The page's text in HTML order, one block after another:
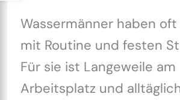
Wassermänner haben
mit Routine und festen
Für sie ist Langeweile am
Arbeitsplatz und